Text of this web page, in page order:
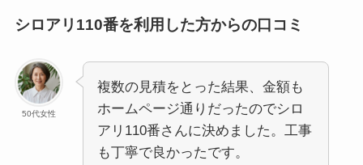
シロアリ110番を利用した方からの口コミ
50代女性
複数の見積をとった結果、金額も
ホームページ通りだったのでシロ
アリ110番さんに決めました。工事
も丁寧で良かったです。